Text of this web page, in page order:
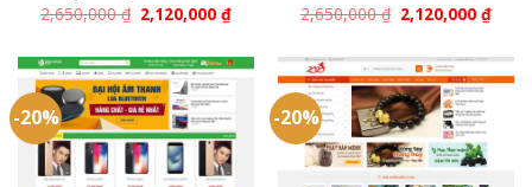
2,650,000₫ 2,120,000₫
2,650,000₫ 2,120,000₫
-20% -20%